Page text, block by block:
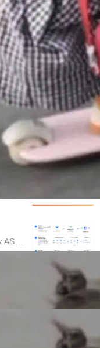
较...
及持
网关
本治
、管
在开
十多
共同
Se
Vin
一轮
补
无
位全
步
一行
GitHu
Linu
Linu
件工
要载
百万
上下
史的
、业
个文
统的
仅能
语义
体在
京一
活腾
核心
司AI
架构
群迁
移
登录
圈
、无
，但
暗面
、M
显
团队
上发
的
通过